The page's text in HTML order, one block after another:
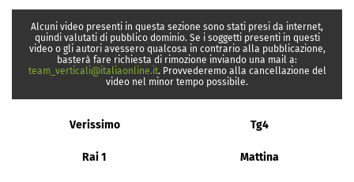
Alcuni video presenti in questa sezione sono stati presi da internet,
quindi valutati di pubblico dominio. Se i soggetti presenti in questi
video o gli autori avessero qualcosa in contrario alla pubblicazione,
basterà fare richiesta di rimozione inviando una mail a:
team_verticali@italiaonline.it. Provvederemo alla cancellazione del
video nel minor tempo possibile.
Verissimo Tg4
Rai 1 Mattina